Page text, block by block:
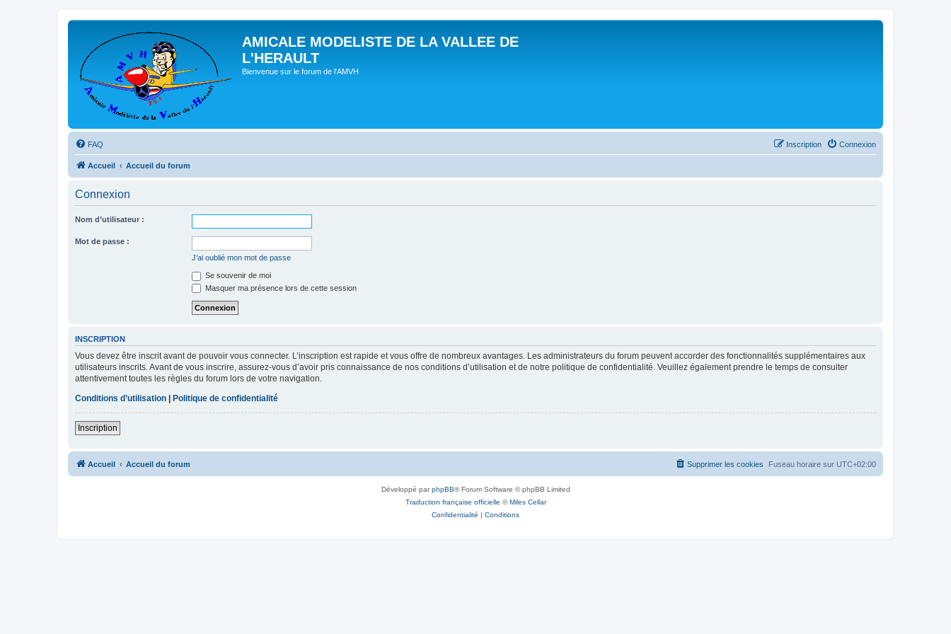
AMICALE MODELISTE DE LA VALLEE DE
L'HERAULT
Bienvenue sur le forum de l'AMVH
FAQ Connexion
Inscription
Accueil Accueil du forum
Connexion
Nom d’utilisateur :
Mot de passe :
J’ai oublié mon mot de passe
Se souvenir de moi
Masquer ma présence lors de cette session
INSCRIPTION
Vous devez être inscrit avant de pouvoir vous connecter. L’inscription est rapide et vous offre de nombreux avantages. Les administrateurs du forum peuvent accorder des fonctionnalités supplémentaires aux
utilisateurs inscrits. Avant de vous inscrire, assurez-vous d’avoir pris connaissance de nos conditions d’utilisation et de notre politique de confidentialité. Veuillez également prendre le temps de consulter
attentivement toutes les règles du forum lors de votre navigation.
Conditions d’utilisation | Politique de confidentialité
Inscription
Accueil Accueil du forum Fuseau horaire sur UTC+02:00
Supprimer les cookies
Développé parphpBB® Forum Software © phpBB Limited
Traduction française officielle ©Miles Cellar
Confidentialité | Conditions